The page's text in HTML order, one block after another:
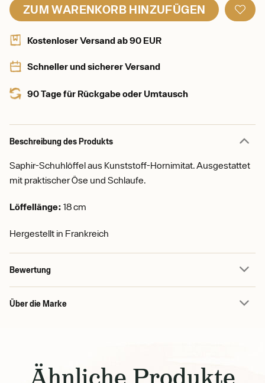
ZUM WARENKORB HINZUFÜGEN
Kostenloser Versand ab 90 EUR
Schneller und sicherer Versand
90 Tage für Rückgabe oder Umtausch
Beschreibung des Produkts
Saphir-Schuhlöffel aus Kunststoff-Hornimitat. Ausgestattet
mit praktischer Öse und Schlaufe.
Löffellänge: 18 cm
Hergestellt in Frankreich
Bewertung
Über die Marke